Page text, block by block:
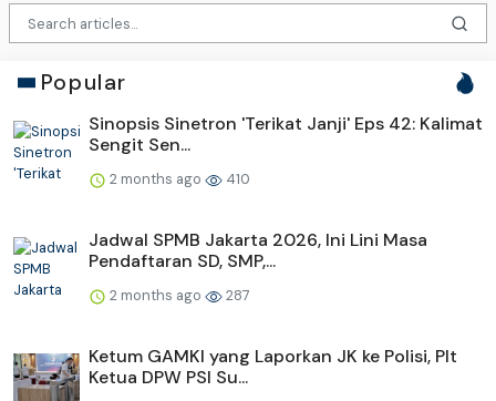
Popular
Sinopsis Sinetron 'Terikat Janji' Eps 42: Kalimat
Sengit Sen...
2 months ago 410
Jadwal SPMB Jakarta 2026, Ini Lini Masa
Pendaftaran SD, SMP,...
2 months ago 287
Ketum GAMKI yang Laporkan JK ke Polisi, Plt
Ketua DPW PSI Su...